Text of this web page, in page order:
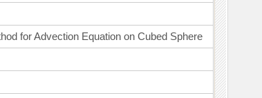
for Advection Equation on Cubed Sphere